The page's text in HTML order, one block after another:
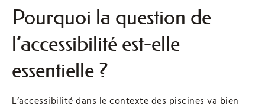
Pourquoi la question de
l’accessibilité est-elle
essentielle ?
L’accessibilité dans le contexte des piscines va bien